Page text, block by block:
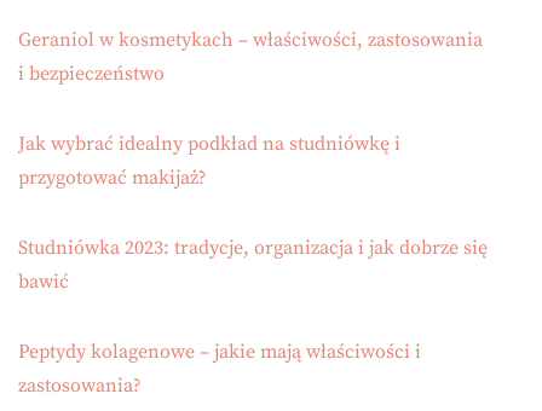
Geraniol w kosmetykach – właściwości, zastosowania
i bezpieczeństwo
Jak wybrać idealny podkład na studniówkę i
przygotować makijaż?
Studniówka 2023: tradycje, organizacja i jak dobrze się
bawić
Peptydy kolagenowe – jakie mają właściwości i
zastosowania?